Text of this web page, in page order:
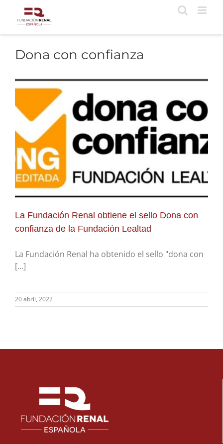
contenido
Dona con confianza
La Fundación Renal obtiene el sello Dona con
confianza de la Fundación Lealtad
La Fundación Renal ha obtenido el sello "dona con
[...]
20 abril, 2022